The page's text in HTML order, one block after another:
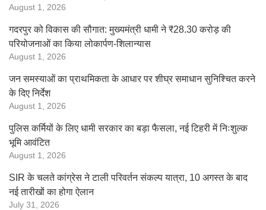
August 1, 2026
गदरपुर को विकास की सौगात: मुख्यमंत्री धामी ने ₹28.30 करोड़ की
परियोजनाओं का किया लोकार्पण-शिलान्यास
August 1, 2026
जन समस्याओं का प्राथमिकता के आधार पर शीघ्र समाधान सुनिश्चित करने
के दिए निर्देश
August 1, 2026
पुलिस कर्मियों के लिए धामी सरकार का बड़ा फैसला, नई टिहरी में निःशुल्क
भूमि आवंटित
August 1, 2026
SIR के चलते कांग्रेस ने टाली परिवर्तन संकल्प यात्रा, 10 अगस्त के बाद
नई तारीखों का होगा ऐलान
July 31, 2026